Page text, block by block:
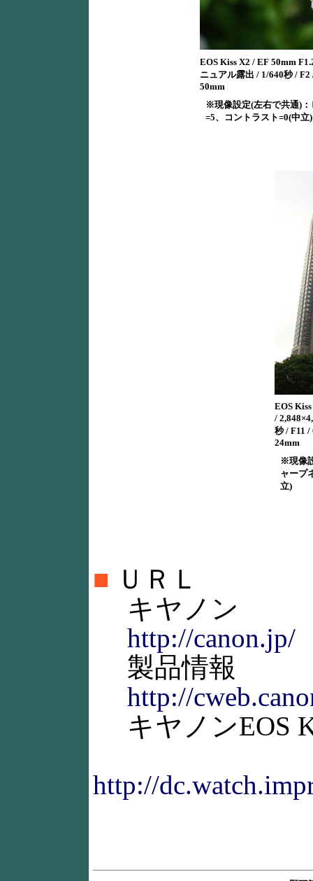
EOS Kiss X2 / EF 50mm
ニュアル露出 / 1/640秒 /
50mm
※現像設定(左右で共通)
=5、コントラスト=0(中
EOS
/
秒 / F11
24mm
※現像
ャープ
立)
■ ＵＲＬ
キヤノン
http://canon.jp/
製品情報
http://
キヤノンEOS
http://